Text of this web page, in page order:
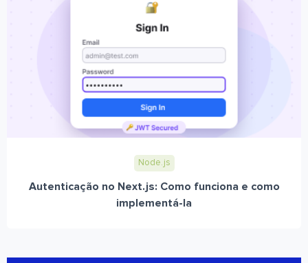
Node.js
Autenticação no Next.js: Como funciona e como
implementá-la